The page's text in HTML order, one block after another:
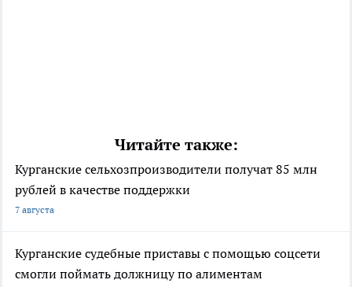
Читайте также:
Курганские сельхозпроизводители получат 85 млн
рублей в качестве поддержки
7 августа
Курганские судебные приставы с помощью соцсети
смогли поймать должницу по алиментам